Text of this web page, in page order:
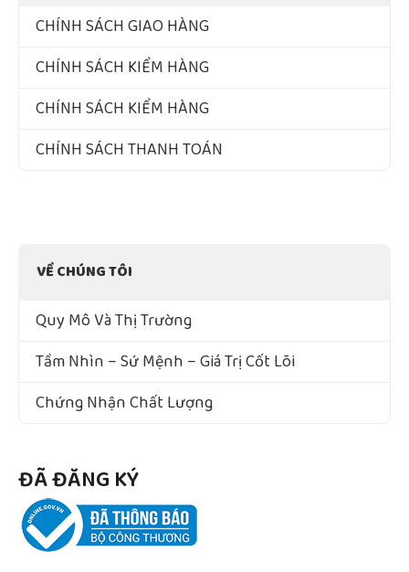
CHÍNH SÁCH GIAO HÀNG
CHÍNH SÁCH KIỂM HÀNG
CHÍNH SÁCH KIỂM HÀNG
CHÍNH SÁCH THANH TOÁN
VỀ CHÚNG TÔI
Quy Mô Và Thị Trường
Tầm Nhìn – Sứ Mệnh – Giá Trị Cốt Lõi
Chứng Nhận Chất Lượng
ĐÃ ĐĂNG KÝ